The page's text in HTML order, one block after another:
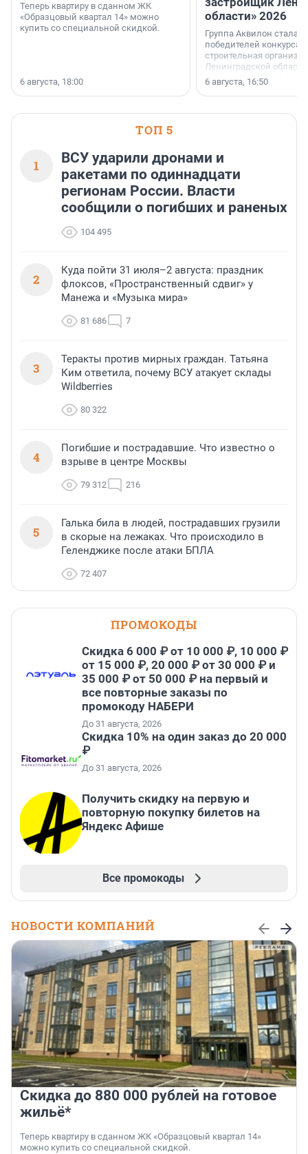
Теперь квартиру в сданном ЖК
«Образцовый квартал 14» можно
купить со специальной скидкой.
6 августа, 18:00
области» 2026
Группа Аквилон стала
победителей конкурса
строительная
Ленинградской области
номинации «Самый
застройщик
области».
6 августа, 16:50
ТОП 5
1
ВСУ ударили дронами и
ракетами по одиннадцати
регионам России. Власти
сообщили о погибших и раненых
104 495
2
Куда пойти 31 июля–2 августа: праздник
флоксов, «Пространственный сдвиг» у
Манежа и «Музыка мира»
81 686 7
3
Теракты против мирных граждан. Татьяна
Ким ответила, почему ВСУ атакует склады
Wildberries
80 322
4
Погибшие и пострадавшие. Что известно о
взрыве в центре Москвы
79 312 216
5
Галька била в людей, пострадавших грузили
в скорые на лежаках. Что происходило в
Геленджике после атаки БПЛА
72 407
ПРОМОКОДЫ
Скидка 6 000 ₽ от 10 000 ₽, 10 000 ₽
от 15 000 ₽, 20 000 ₽ от 30 000 ₽ и
35 000 ₽ от 50 000 ₽ на первый и
все повторные заказы по
промокоду НАБЕРИ
До 31 августа, 2026
Скидка 10% на один заказ до 20 000
₽
До 31 августа, 2026
Получить скидку на первую и
повторную покупку билетов на
Яндекс Афише
Все промокоды
НОВОСТИ КОМПАНИЙ
Скидка до 880 000 рублей на готовое
жильё*
Теперь квартиру в сданном ЖК «Образцовый квартал 14»
можно купить со специальной скидкой.